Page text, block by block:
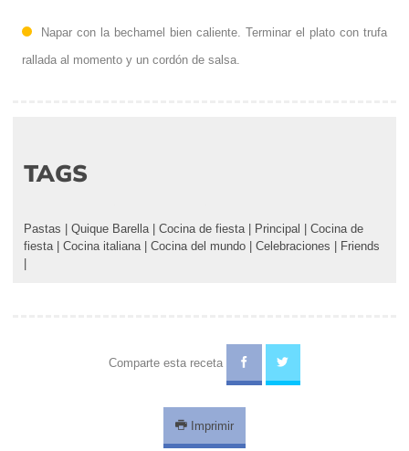
Napar con la bechamel bien caliente. Terminar el plato con trufa
rallada al momento y un cordón de salsa.
TAGS
Pastas | Quique Barella | Cocina de fiesta | Principal | Cocina de
fiesta | Cocina italiana | Cocina del mundo | Celebraciones | Friends
|
Comparte esta receta
Imprimir